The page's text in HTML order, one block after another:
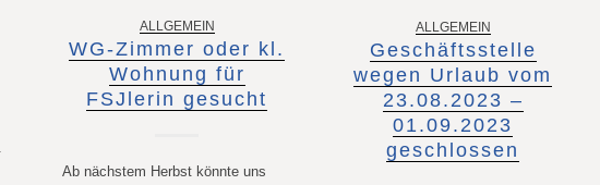
ALLGEMEIN
WG-Zimmer oder kl.
Wohnung für
FSJlerin gesucht
Ab nächstem Herbst könnte uns
ALLGEMEIN
Geschäftsstelle
wegen Urlaub vom
23.08.2023 –
01.09.2023
geschlossen